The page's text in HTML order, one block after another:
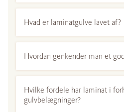
Hvad er laminatgulve lavet af?
Hvordan genkender man et
Hvilke fordele har laminat i
gulvbelægninger?